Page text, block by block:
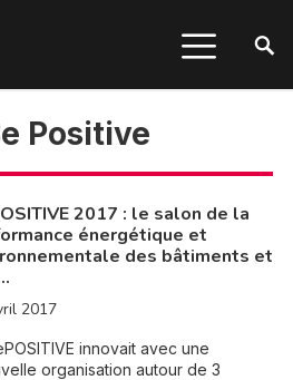
Positive
2017 : le salon de la
énergétique et
des bâtiments et
2017
innovait avec une
organisation autour de 3